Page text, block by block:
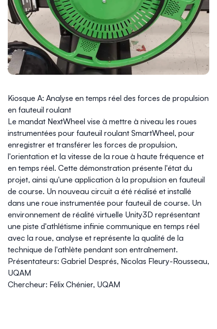
Kiosque A: Analyse en temps réel des forces de propulsion
en fauteuil roulant
Le mandat NextWheel vise à mettre à niveau les roues
instrumentées pour fauteuil roulant SmartWheel, pour
enregistrer et transférer les forces de propulsion,
l'orientation et la vitesse de la roue à haute fréquence et
en temps réel. Cette démonstration présente l'état du
projet, ainsi qu'une application à la propulsion en fauteuil
de course. Un nouveau circuit a été réalisé et installé
dans une roue instrumentée pour fauteuil de course. Un
environnement de réalité virtuelle Unity3D représentant
une piste d'athlétisme infinie communique en temps réel
avec la roue, analyse et représente la qualité de la
technique de l'athlète pendant son entraînement.
Présentateurs: Gabriel Després, Nicolas Fleury-Rousseau,
UQAM
Chercheur: Félix Chénier, UQAM